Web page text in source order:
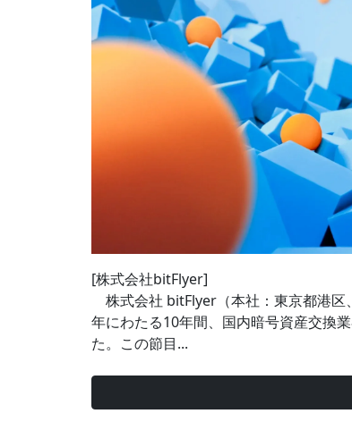
[株式会社bitFlyer]
株式会社 bitFlyer（本社：東京都港区
年にわたる10年間、国内暗号資産交換
た。この節目...